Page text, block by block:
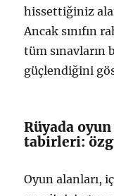
hissettiğiniz
Ancak sınıfın
tüm sınavların
güçlendiğini
Rüyada
tabirleri:
Oyun alanları,